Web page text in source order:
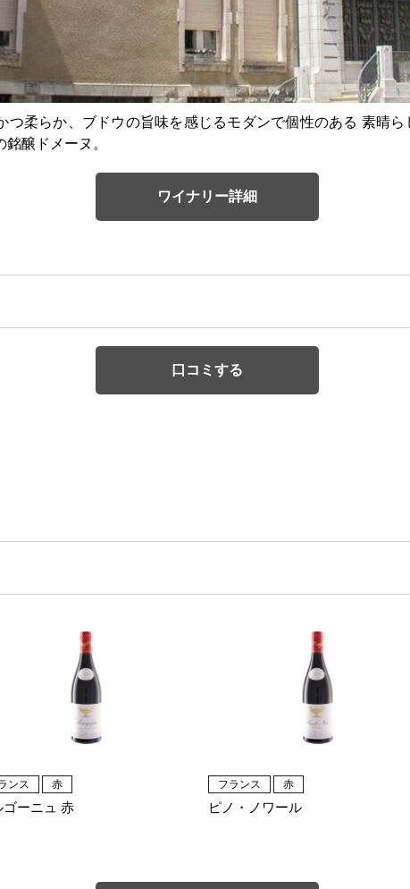
つ柔らか、ブドウの旨味を感じるモダンで個性のある 素晴ら
醸ドメーヌ。
ワイナリー詳細
口コミする
ンス 赤
ゴーニュ 赤
フランス 赤
ピノ・ノワール